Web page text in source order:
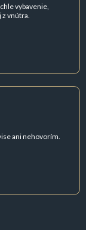
vybavenie,
z vnútra.
ani nehovorím.